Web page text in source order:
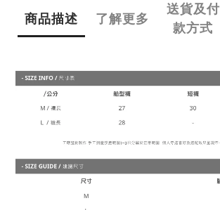
商品描述 了解更多
送貨及付
款方式